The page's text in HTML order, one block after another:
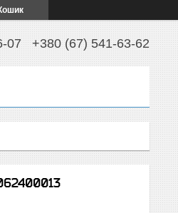
07 +380 (67) 541-63-62